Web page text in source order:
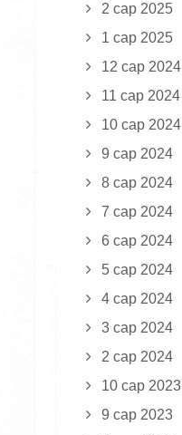
2 сар 2025
1 сар 2025
12 сар 2024
11 сар 2024
10 сар 2024
9 сар 2024
8 сар 2024
7 сар 2024
6 сар 2024
5 сар 2024
4 сар 2024
3 сар 2024
2 сар 2024
10 сар 2023
9 сар 2023